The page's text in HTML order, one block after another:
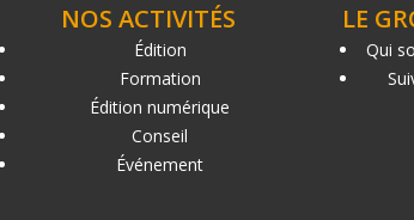
NOS ACTIVITÉS
Édition
Formation
Édition numérique
Conseil
Événement
LE
Qui